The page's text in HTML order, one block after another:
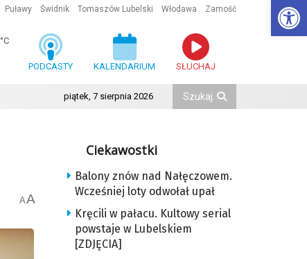
Puławy Świdnik Tomaszów Lubelski Włodawa Zamość
°C
PODCASTY KALENDARIUM SŁUCHAJ
piątek, 7 sierpnia 2026
AA
Ciekawostki
Balony znów nad Nałęczowem.
Wcześniej loty odwołał upał
Kręcili w pałacu. Kultowy serial
powstaje w Lubelskiem
[ZDJĘCIA]